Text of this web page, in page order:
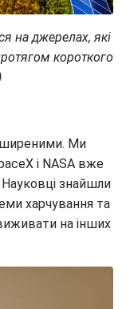
на джерелах, які
короткого
Ми
і NASA вже
Науковці знайшли
харчування та
на інших